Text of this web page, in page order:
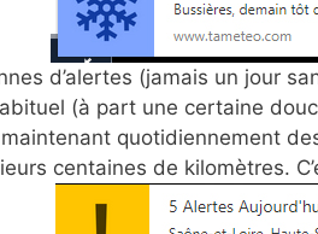
d’alertes (jamais un jour
(à part une certaine
quotidiennement
centaines de kilomètres.